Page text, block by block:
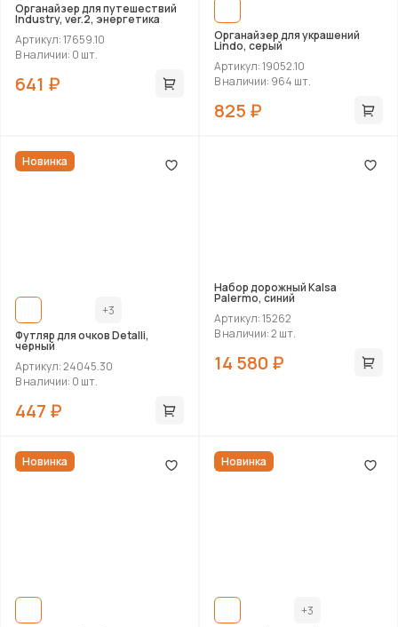
Органайзер для путешествий
Industry, ver.2, энергетика
Артикул: 17659.10
В наличии: 0 шт.
641 ₽
Органайзер для украшений
Lindo, серый
Артикул: 19052.10
В наличии: 964 шт.
825 ₽
Новинка
+3
Футляр для очков Detalli,
черный
Артикул: 24045.30
В наличии: 0 шт.
447 ₽
Набор дорожный Kalsa
Palermo, синий
Артикул: 15262
В наличии: 2 шт.
14 580 ₽
Новинка Новинка
+3